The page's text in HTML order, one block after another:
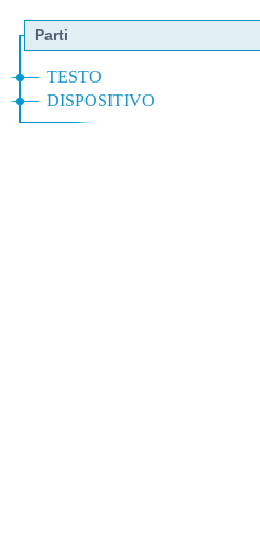
Parti
TESTO
DISPOSITIVO